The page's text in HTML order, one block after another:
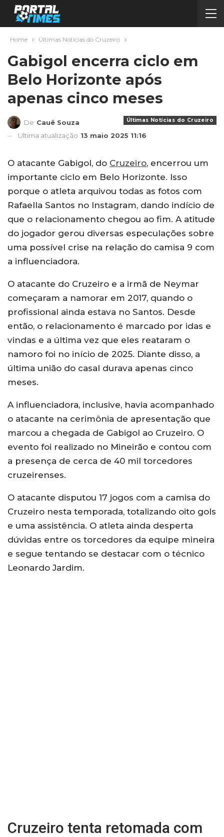
Home Últimas Notícias do Cruzeiro
Gabigol encerra ciclo em
Belo Horizonte após
apenas cinco meses
Últimas Notícias do Cruzeiro
De Cauê Souza
Ultima atualização 13 maio 2025 11:16
O atacante Gabigol, do Cruzeiro, encerrou um
importante ciclo em Belo Horizonte. Isso
porque o atleta arquivou todas as fotos com
Rafaella Santos no Instagram, dando indício de
que o relacionamento chegou ao fim. A atitude
do jogador gerou diversas especulações sobre
uma possível crise na relação do camisa 9 com
a influenciadora.
O atacante do Cruzeiro e a irmã de Neymar
começaram a namorar em 2017, quando o
profissional ainda estava no Santos. Desde
então, o relacionamento é marcado por idas e
vindas e a última vez que eles reataram o
namoro foi no início de 2025. Diante disso, a
última união do casal durava apenas cinco
meses.
A influenciadora, inclusive, havia acompanhado
o atacante na cerimônia de apresentação que
marcou a chegada de Gabigol ao Cruzeiro. O
evento foi realizado no Mineirão e contou com
a presença de cerca de 40 mil torcedores
cruzeirenses.
O atacante disputou 17 jogos com a camisa do
Cruzeiro nesta temporada, totalizando oito gols
e uma assistência. O atleta ainda desperta
dúvidas entre os torcedores da equipe mineira
e segue tentando se destacar com o técnico
Leonardo Jardim.
Cruzeiro tenta retomada com